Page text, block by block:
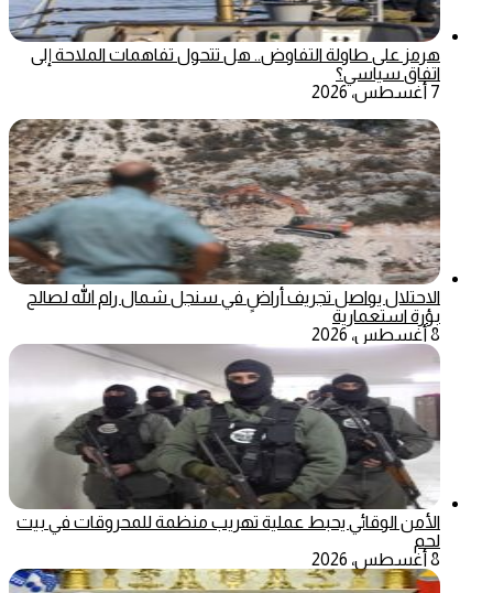
هرمز على طاولة التفاوض.. هل تتحول تفاهمات الملاحة إلى
اتفاق سياسي؟
7 أغسطس، 2026
الاحتلال يواصل تجريف أراضٍ في سنجل شمال رام الله لصالح
بؤرة استعمارية
8 أغسطس، 2026
الأمن الوقائي يحبط عملية تهريب منظمة للمحروقات في بيت
لحم
8 أغسطس، 2026